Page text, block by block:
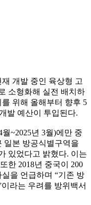
개발 중인 육상형 고
소형화해 실전 배치하
위해 올해부터 향후 5
발 예산이 투입된다.
~2025년 3월)에만 중
일본 방공식별구역을
있었다고 밝혔다. 이는
한 2018년 중국이 200
을 언급하며 “기존 방
라는 우려를 방위백서